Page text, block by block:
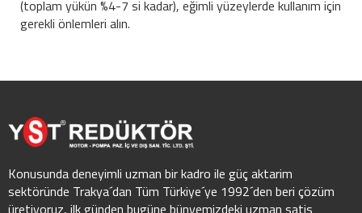
(toplam yükün %4-7 si kadar), eğimli yüzeylerde kullanım için
gerekli önlemleri alın.
Konusunda deneyimli uzman bir kadro ile güç aktarim
sektöründe Trakya´dan Tüm Türkiye´ye 1992´den beri çözüm